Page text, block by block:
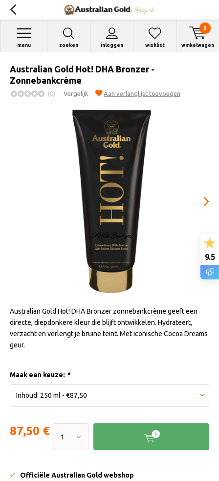
zoeken inloggen
menu wishlist winkelwagen
0
Australian Gold Hot! DHA Bronzer -
Zonnebankcrème
(0) Vergelijk Aan verlanglijst toevoegen
Australian Gold Hot! DHA Bronzer zonnebankcrème geeft een
directe, diepdonkere kleur die blijft ontwikkelen. Hydrateert,
verzacht en verlengt je bruine teint. Met iconische Cocoa Dreams
geur.
Maak een keuze: *
87,50 €
Officiële Australian Gold webshop
9.5